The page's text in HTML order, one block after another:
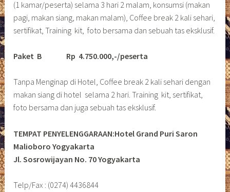
(1 kamar/peserta) selama 3 hari 2 malam, konsumsi (makan
pagi, makan siang, makan malam), Coffee break 2 kali sehari,
sertifikat, Training kit, foto bersama dan sebuah tas eksklusif.
Paket B Rp 4.750.000,-/peserta
Tanpa Menginap di Hotel, Coffee break 2 kali sehari dengan
makan siang di hotel selama 2 hari. Training kit, sertifikat,
foto bersama dan juga sebuah tas eksklusif.
TEMPAT PENYELENGGARAAN:Hotel Grand Puri Saron
Malioboro Yogyakarta
Jl. Sosrowijayan No. 70 Yogyakarta
Telp/Fax : (0274) 4436844